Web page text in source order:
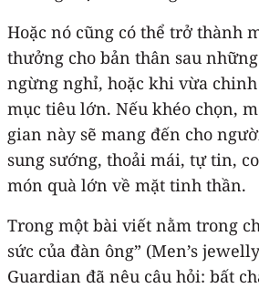
Hoặc nó cũng có thể trở thành
thưởng cho bản thân sau
ngừng nghỉ, hoặc khi vừa
mục tiêu lớn. Nếu khéo chọn,
gian này sẽ mang đến cho
sung sướng, thoải mái, tự tin,
món quà lớn về mặt tinh thần.
Trong một bài viết nằm trong
sức của đàn ông” (Men’s
Guardian đã nêu câu hỏi: bất